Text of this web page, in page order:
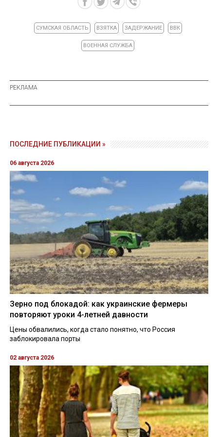
СУМСКАЯ ОБЛАСТЬ ВЗЯТКА ЗАДЕРЖАНИЕ ВВК
ВОЕННАЯ СЛУЖБА
ПОСЛЕДНИЕ ПУБЛИКАЦИИ »
06 августа 2026
Зерно под блокадой: как украинские фермеры
повторяют уроки 4-летней давности
Цены обвалились, когда стало понятно, что Россия
заблокировала порты
02 августа 2026